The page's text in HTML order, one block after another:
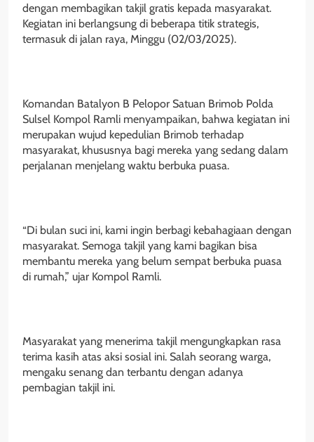
dengan membagikan takjil gratis kepada masyarakat.
Kegiatan ini berlangsung di beberapa titik strategis,
termasuk di jalan raya, Minggu (02/03/2025).
Komandan Batalyon B Pelopor Satuan Brimob Polda
Sulsel Kompol Ramli menyampaikan, bahwa kegiatan ini
merupakan wujud kepedulian Brimob terhadap
masyarakat, khususnya bagi mereka yang sedang dalam
perjalanan menjelang waktu berbuka puasa.
“Di bulan suci ini, kami ingin berbagi kebahagiaan dengan
masyarakat. Semoga takjil yang kami bagikan bisa
membantu mereka yang belum sempat berbuka puasa
di rumah,” ujar Kompol Ramli.
Masyarakat yang menerima takjil mengungkapkan rasa
terima kasih atas aksi sosial ini. Salah seorang warga,
mengaku senang dan terbantu dengan adanya
pembagian takjil ini.